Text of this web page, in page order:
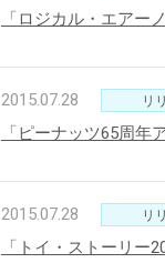
「ロジカル・エアー
2015.07.28 リ
「ピーナッツ65周年
2015.07.28 リ
「トイ・ストーリー